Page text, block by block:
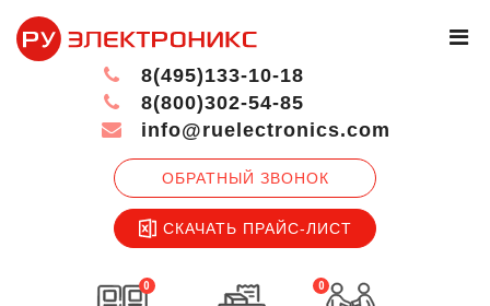
ОБРАТНЫЙ ЗВОНОК
СКАЧАТЬ ПРАЙС-ЛИСТ
8(495)133-10-18
8(800)302-54-85
info@ruelectronics.com
0 0